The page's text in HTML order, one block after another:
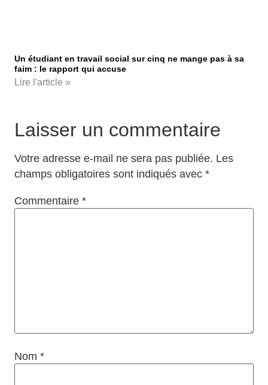
Un étudiant en travail social sur cinq ne mange pas à sa
faim : le rapport qui accuse
Lire l'article »
Laisser un commentaire
Votre adresse e-mail ne sera pas publiée. Les
champs obligatoires sont indiqués avec *
Commentaire *
Nom *